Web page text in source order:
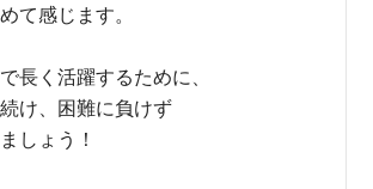
て感じます。
長く活躍するために、
け、困難に負けず
しょう！